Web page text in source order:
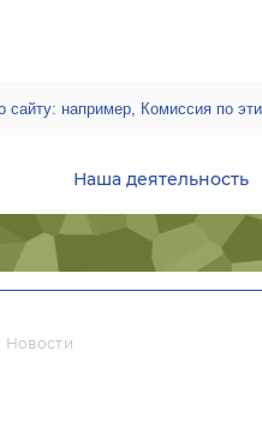
Наша деятельность
Новости